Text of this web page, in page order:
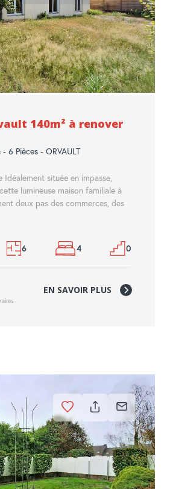
140m² à renover
6 Pièces - ORVAULT
située en impasse,
lumineuse maison familiale à
deux pas des commerces, des
6 4 0
EN SAVOIR PLUS